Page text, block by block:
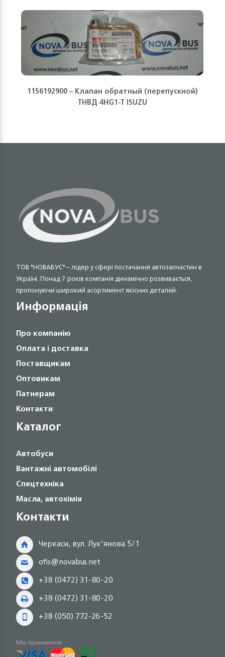
1156192900 – Клапан обратный (перепускной)
ТНВД 4HG1-T ISUZU
ТОВ "НОВАБУС" – лідер у сфері постачання автозапчастин в
Україні. Понад 7 років компанія динамічно розвивається,
пропонуючи широкий асортимент якісних деталей.
Информація
Про компанію
Оплата і доставка
Поставщикам
Оптовикам
Патнерам
Контакти
Каталог
Автобуси
Вантажні автомобілі
Спецтехніка
Масла, автохімія
Контакти
Черкаси, вул. Лук'янова 5/1
ofis@novabus.net
+38 (0472) 31-80-20
+38 (0472) 31-80-20
+38 (050) 772-26-52
Мы принимаем